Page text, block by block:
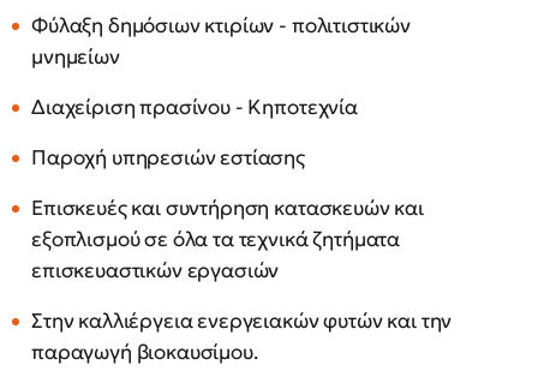
Φύλαξη δημόσιων κτιρίων - πολιτιστικών
μνημείων
Διαχείριση πρασίνου - Κηποτεχνία
Παροχή υπηρεσιών εστίασης
Επισκευές και συντήρηση κατασκευών και
εξοπλισμού σε όλα τα τεχνικά ζητήματα
επισκευαστικών εργασιών
Στην καλλιέργεια ενεργειακών φυτών και την
παραγωγή βιοκαυσίμου.